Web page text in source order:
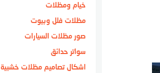
خيام ومظلات
مظلات فلل وبيوت
صور مظلات السيارات
سواتر حدائق
اشكال تصاميم مظلات خشبية